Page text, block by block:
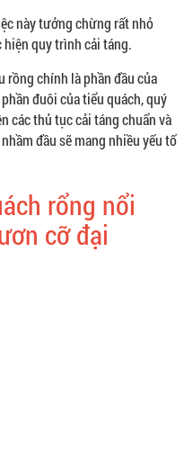
này tưởng chừng rất nhỏ
quy trình cải táng.
rồng chính là phần đầu của
đuôi của tiểu quách, quý
các thủ tục cải táng chuẩn và
đầu sẽ mang nhiều yếu tố
rổng nổi
cỡ đại